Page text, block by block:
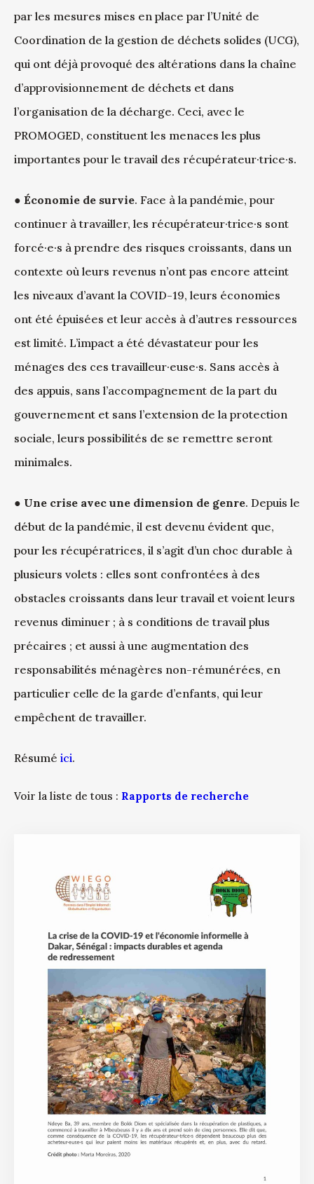
par les mesures mises en place par l’Unité de
Coordination de la gestion de déchets solides (UCG),
qui ont déjà provoqué des altérations dans la chaîne
d’approvisionnement de déchets et dans
l’organisation de la décharge. Ceci, avec le
PROMOGED, constituent les menaces les plus
importantes pour le travail des récupérateur·trice·s.
● Économie de survie. Face à la pandémie, pour
continuer à travailler, les récupérateur·trice·s sont
forcé·e·s à prendre des risques croissants, dans un
contexte où leurs revenus n’ont pas encore atteint
les niveaux d’avant la COVID-19, leurs économies
ont été épuisées et leur accès à d’autres ressources
est limité. L’impact a été dévastateur pour les
ménages des ces travailleur·euse·s. Sans accès à
des appuis, sans l’accompagnement de la part du
gouvernement et sans l’extension de la protection
sociale, leurs possibilités de se remettre seront
minimales.
● Une crise avec une dimension de genre. Depuis le
début de la pandémie, il est devenu évident que,
pour les récupératrices, il s’agit d’un choc durable à
plusieurs volets : elles sont confrontées à des
obstacles croissants dans leur travail et voient leurs
revenus diminuer ; à s conditions de travail plus
précaires ; et aussi à une augmentation des
responsabilités ménagères non-rémunérées, en
particulier celle de la garde d’enfants, qui leur
empêchent de travailler.
Résumé ici.
Voir la liste de tous : Rapports de recherche